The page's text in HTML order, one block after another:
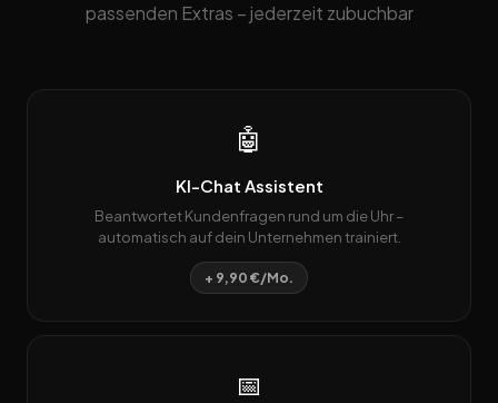
passenden Extras – jederzeit zubuchbar
🤖
KI-Chat Assistent
Beantwortet Kundenfragen rund um die Uhr –
automatisch auf dein Unternehmen trainiert.
+ 9,90 €/Mo.
📅